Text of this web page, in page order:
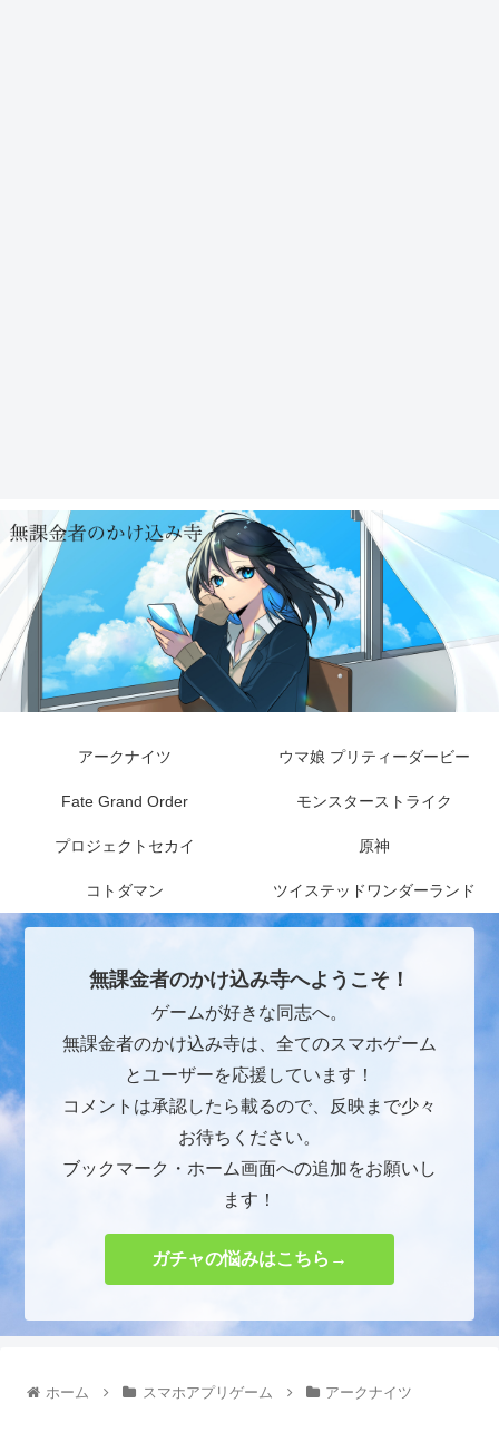
アークナイツ ウマ娘 プリティーダービー
Fate Grand Order モンスターストライク
プロジェクトセカイ 原神
コトダマン ツイステッドワンダーランド
無課金者のかけ込み寺へようこそ！
ゲームが好きな同志へ。
無課金者のかけ込み寺は、全てのスマホゲーム
とユーザーを応援しています！
コメントは承認したら載るので、反映まで少々
お待ちください。
ブックマーク・ホーム画面への追加をお願いし
ます！
ガチャの悩みはこちら→
ホーム スマホアプリゲーム アークナイツ